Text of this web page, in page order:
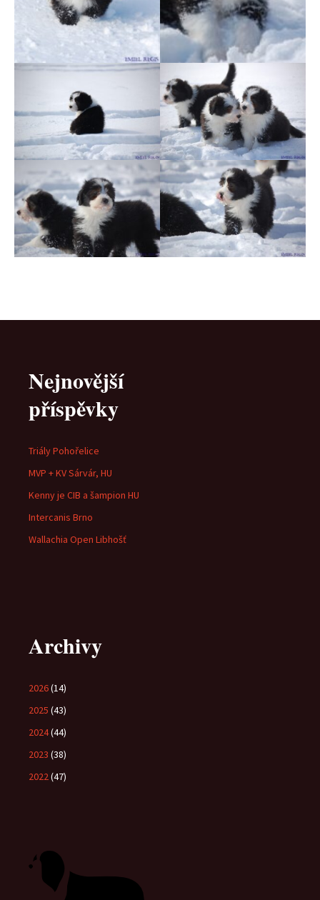
Nejnovější
příspěvky
Triály Pohořelice
MVP + KV Sárvár, HU
Kenny je CIB a šampion HU
Intercanis Brno
Wallachia Open Libhošť
Archivy
2026(14)
2025 (43)
2024(44)
2023 (38)
2022(47)